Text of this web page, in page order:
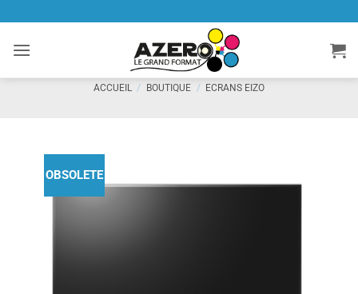
contenu
ACCUEIL / BOUTIQUE / ECRANS EIZO
OBSOLETE